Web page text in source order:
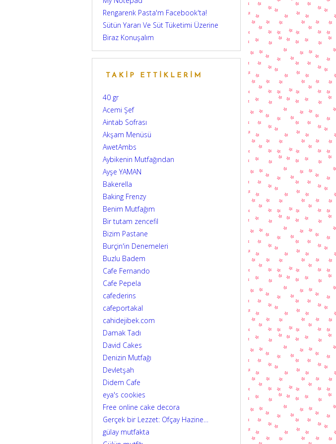
Rengarenk Pasta'm Facebook'ta!
Sütün Yararı Ve Süt Tüketimi Üzerine
Biraz Konuşalım
TAKIP ETTIKLERIM
40 gr
Acemi Şef
Aintab Sofrası
Akşam Menüsü
AwetAmbs
Aybikenin Mutfağından
Ayşe YAMAN
Bakerella
Baking Frenzy
Benim Mutfağım
Bir tutam zencefil
Bizim Pastane
Burçin'in Denemeleri
Buzlu Badem
Cafe Fernando
Cafe Pepela
cafederins
cafeportakal
cahidejibek.com
Damak Tadı
David Cakes
Denizin Mutfağı
Devletşah
Didem Cafe
eya's cookies
Free online cake decora
Gerçek bir Lezzet: Ofçay Hazine…
gülay mutfakta